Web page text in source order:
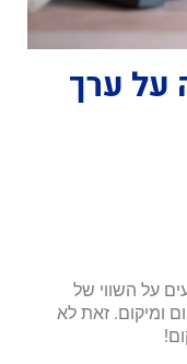
על ערך
על השווי של
ומיקום. זאת לא